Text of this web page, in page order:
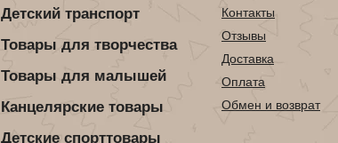
Детский транспорт
Товары для творчества
Товары для малышей
Канцелярские товары
Детские спорттовары
Контакты
Отзывы
Доставка
Оплата
Обмен и возврат